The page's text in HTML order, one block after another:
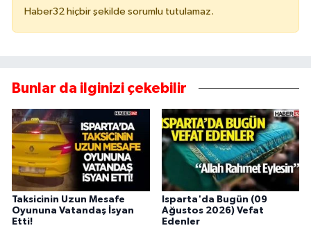
Haber32 hiçbir şekilde sorumlu tutulamaz.
Bunlar da ilginizi çekebilir
Taksicinin Uzun Mesafe
Oyununa Vatandaş İsyan
Etti!
Isparta'da Bugün (09
Ağustos 2026) Vefat
Edenler